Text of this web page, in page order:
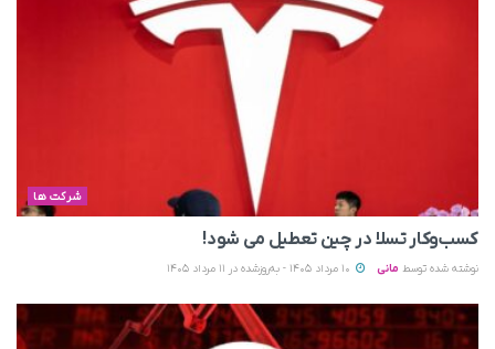
شرکت ها
کسب‌وکار تسلا در چین تعطیل می‌ شود!
نوشته شده توسط مانی